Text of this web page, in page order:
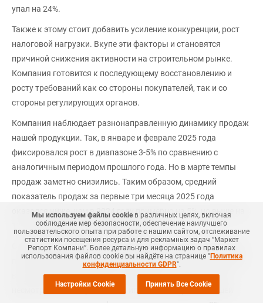
упал на 24%.
Также к этому стоит добавить усиление конкуренции, рост
налоговой нагрузки. Вкупе эти факторы и становятся
причиной снижения активности на строительном рынке.
Компания готовится к последующему восстановлению и
росту требований как со стороны покупателей, так и со
стороны регулирующих органов.
Компания наблюдает разнонаправленную динамику продаж
нашей продукции. Так, в январе и феврале 2025 года
фиксировался рост в диапазоне 3-5% по сравнению с
аналогичным периодом прошлого года. Но в марте темпы
продаж заметно снизились. Таким образом, средний
показатель продаж за первые три месяца 2025 года
оказался ниже, чем в 2024 году примерно на 5%, но выше на
13% по сравнению с нашими планами.
Снижение выручки за этот период год к году в натуральных
показателях также колеблется в диапазоне 5%. В частности,
в сегменте индивидуального жилищного строительства,
несмотря на отмену льготной ипотеки, материалы нашей
Мы используем файлы cookieв различных целях, включая
соблюдение мер безопасности, обеспечение наилучшего
пользовательского опыта при работе с нашим сайтом, отслеживание
статистики посещения ресурса и для рекламных задач “Маркет
Репорт Компани”. Более детальную информацию о правилах
использования файлов cookie вы найдёте на странице "Политика
конфиденциальности GDPR".
Настройки Cookie Принять Все Cookie